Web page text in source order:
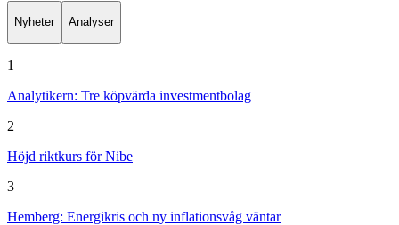
Nyheter Analyser
1
Analytikern: Tre köpvärda investmentbolag
2
Höjd riktkurs för Nibe
3
Hemberg: Energikris och ny inflationsvåg väntar